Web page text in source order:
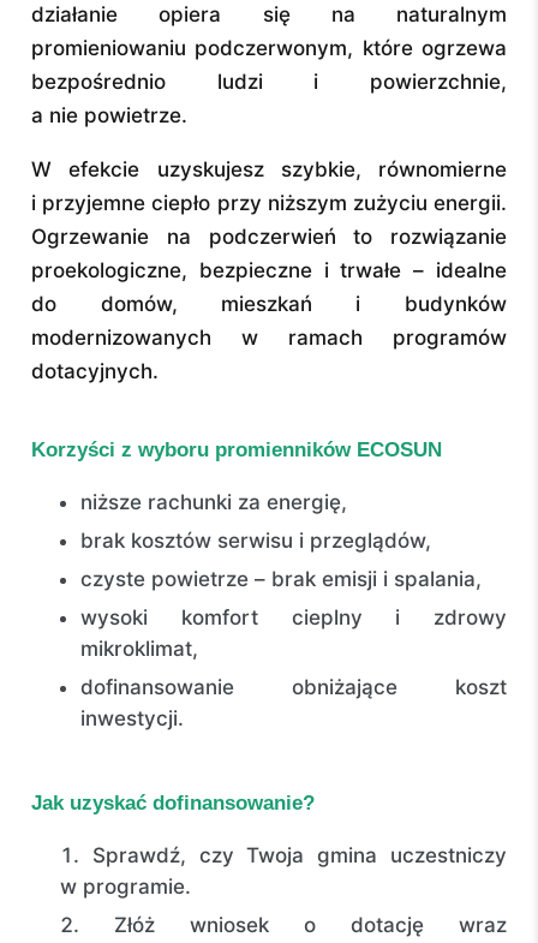
działanie opiera się na naturalnym
promieniowaniu podczerwonym, które ogrzewa
bezpośrednio ludzi i powierzchnie,
a nie powietrze.
W efekcie uzyskujesz szybkie, równomierne
i przyjemne ciepło przy niższym zużyciu energii.
Ogrzewanie na podczerwień to rozwiązanie
proekologiczne, bezpieczne i trwałe – idealne
do domów, mieszkań i budynków
modernizowanych w ramach programów
dotacyjnych.
Korzyści z wyboru promienników ECOSUN
niższe rachunki za energię,
brak kosztów serwisu i przeglądów,
czyste powietrze – brak emisji i spalania,
wysoki komfort cieplny i zdrowy
mikroklimat,
dofinansowanie obniżające koszt
inwestycji.
Jak uzyskać dofinansowanie?
Sprawdź, czy Twoja gmina uczestniczy
w programie.
Złóż wniosek o dotację wraz